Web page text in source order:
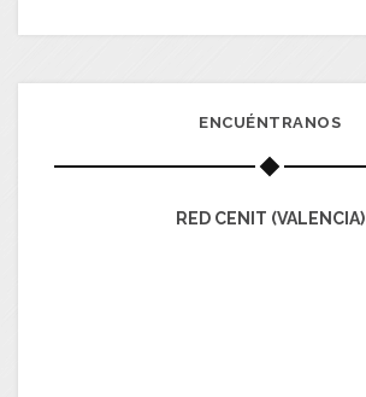
ENCUÉNTRANOS
RED CENIT (VALENCIA)